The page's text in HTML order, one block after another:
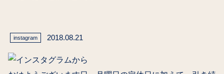
instagram 2018.08.21